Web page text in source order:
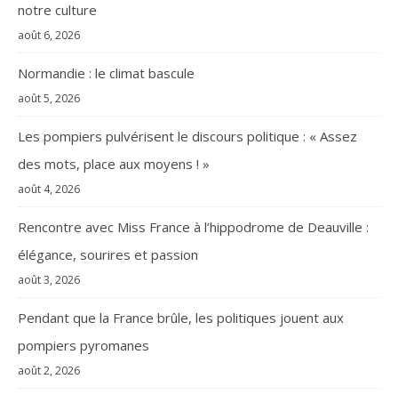
notre culture
août 6, 2026
Normandie : le climat bascule
août 5, 2026
Les pompiers pulvérisent le discours politique : « Assez
des mots, place aux moyens ! »
août 4, 2026
Rencontre avec Miss France à l’hippodrome de Deauville :
élégance, sourires et passion
août 3, 2026
Pendant que la France brûle, les politiques jouent aux
pompiers pyromanes
août 2, 2026